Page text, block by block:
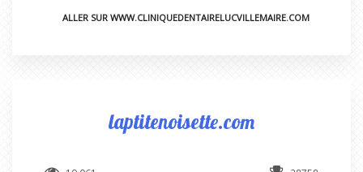
ALLER SUR WWW.CLINIQUEDENTAIRELUCVILLEMAIRE.COM
laptitenoisette.com